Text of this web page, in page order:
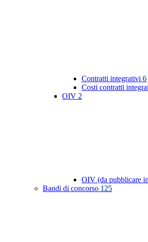
Contratti integrativi 6
Costi contratti
OIV 2
OIV (da pubblicare
Bandi di concorso 125